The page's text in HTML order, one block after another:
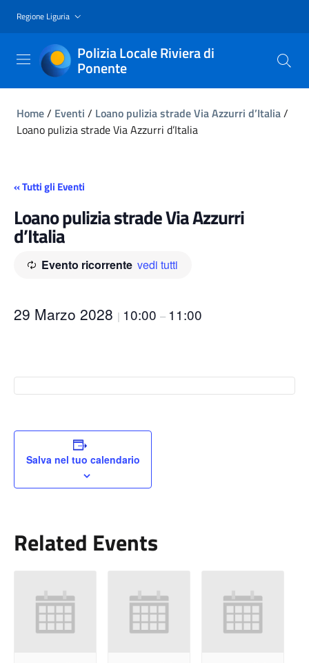
Regione Liguria
Polizia Locale Riviera di
Ponente
Home/ Eventi / Loano pulizia strade Via Azzurri d’Italia/
Loano pulizia strade Via Azzurri d’Italia
« Tutti gli Eventi
Loano pulizia strade Via Azzurri
d’Italia
Evento ricorrente vedi tutti
29 Marzo 2028 | 10:00 – 11:00
Salva nel tuo calendario
Related Events